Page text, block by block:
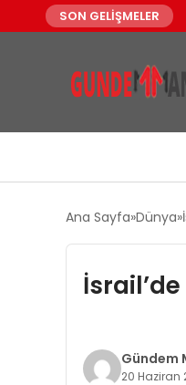
SON GELİŞMELER
Ana Sayfa Dünya
Gündem
20 Haziran